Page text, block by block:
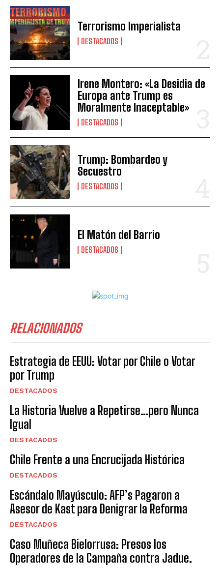
Terrorismo Imperialista
DESTACADOS
Irene Montero: «La Desidia de
Europa ante Trump es
Moralmente Inaceptable»
DESTACADOS
Trump: Bombardeo y
Secuestro
DESTACADOS
El Matón del Barrio
DESTACADOS
RELACIONADOS
Estrategia de EEUU: Votar por Chile o Votar
por Trump
DESTACADOS
La Historia Vuelve a Repetirse…pero Nunca
Igual
DESTACADOS
Chile Frente a una Encrucijada Histórica
DESTACADOS
Escándalo Mayúsculo: AFP’s Pagaron a
Asesor de Kast para Denigrar la Reforma
DESTACADOS
Caso Muñeca Bielorrusa: Presos los
Operadores de la Campaña contra Jadue.